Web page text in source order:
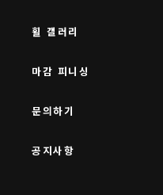
휠 갤러리
마감 피니싱
문의하기
공지사항